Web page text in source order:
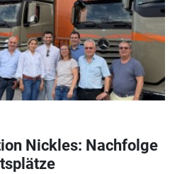
Nickles: Nachfolge